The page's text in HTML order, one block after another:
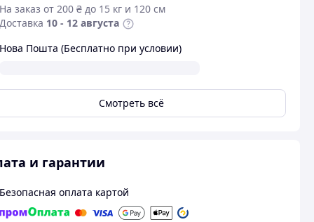
На заказ от 200 ₴ до 15 кг и 120 см
Доставка 10 - 12 августа
Нова Пошта (Бесплатно при условии)
Смотреть всё
и гарантии
Безопасная оплата картой